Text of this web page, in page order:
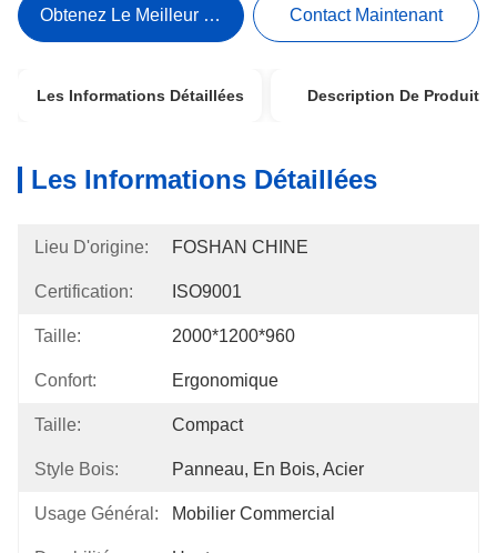
Obtenez Le Meilleur Prix Contact Maintenant
Les Informations Détaillées Description De Produit
Les Informations Détaillées
Lieu D'origine: FOSHAN CHINE
Certification: ISO9001
Taille: 2000*1200*960
Confort: Ergonomique
Taille: Compact
Style Bois: Panneau, En Bois, Acier
Usage Général: Mobilier Commercial